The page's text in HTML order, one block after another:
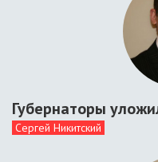
Губернаторы
Сергей Никитский